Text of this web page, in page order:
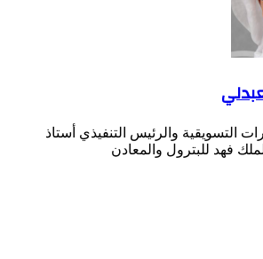
التسويقية والرئيس التنفيذي أستاذ
فهد للبترول والمعادن